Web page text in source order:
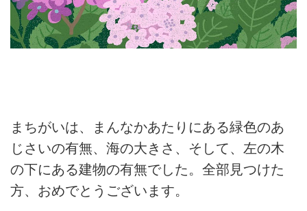
まちがいは、まんなかあたりにある緑色のあ
じさいの有無、海の大きさ、そして、左の木
の下にある建物の有無でした。全部見つけた
方、おめでとうございます。